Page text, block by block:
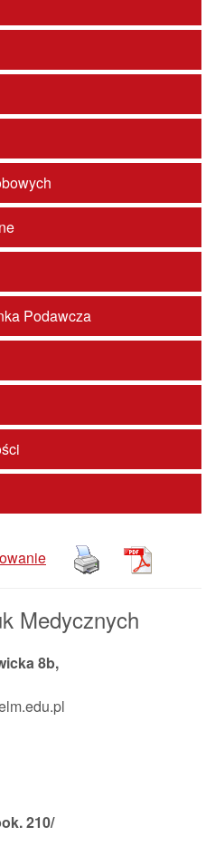
Podawcza
Medycznych
8b,
210/